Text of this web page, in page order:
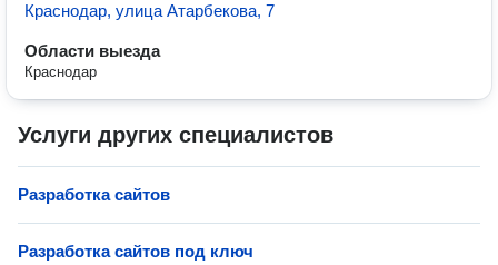
Краснодар, улица Атарбекова, 7
Области выезда
Краснодар
Услуги других специалистов
Разработка сайтов
Разработка сайтов под ключ